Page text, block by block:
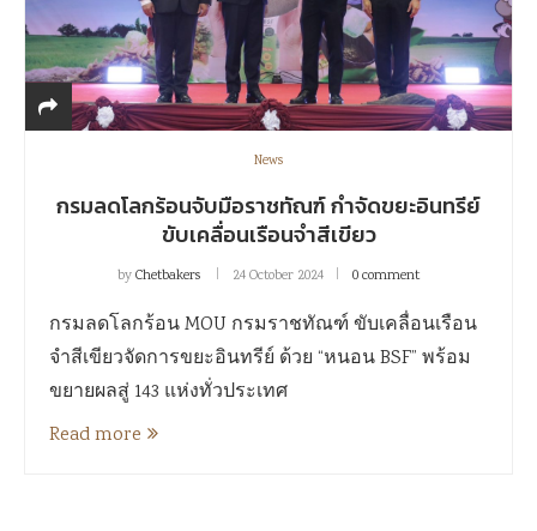
News
กรมลดโลกร้อนจับมือราชทัณฑ์ กำจัดขยะอินทรีย์
ขับเคลื่อนเรือนจำสีเขียว
byChetbakers 24 October 2024 0 comment
กรมลดโลกร้อน MOU กรมราชทัณฑ์ ขับเคลื่อนเรือน
จำสีเขียวจัดการขยะอินทรีย์ ด้วย “หนอน BSF” พร้อม
ขยายผลสู่ 143 แห่งทั่วประเทศ
Read more